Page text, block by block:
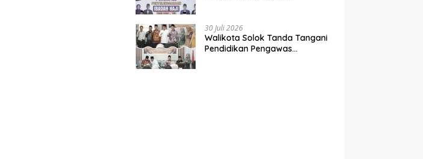
30 Juli 2026
Walikota Solok Tanda Tangani
Pendidikan Pengawas